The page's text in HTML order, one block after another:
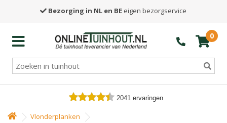
Bezorging in NL en BE eigen bezorgservice
0
2041 ervaringen
Vlonderplanken